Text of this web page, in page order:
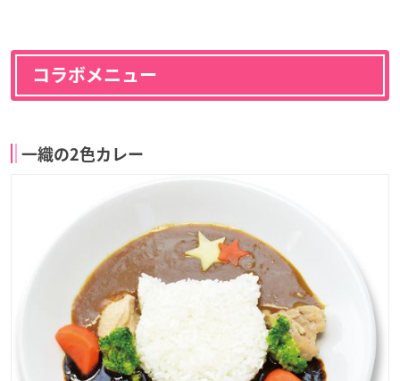
コラボメニュー
一織の2色カレー